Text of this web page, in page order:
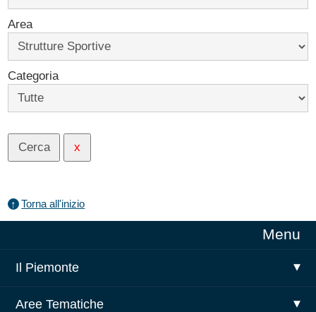
Area
Categoria
Torna all'inizio
principale
Menu
Il Piemonte
Aree Tematiche